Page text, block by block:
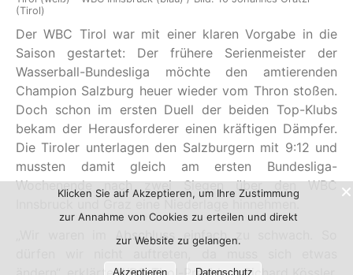
(Tirol)
Der WBC Tirol war mit einer klaren Vorgabe in die
Saison gestartet: Der frühere Serienmeister der
Wasserball-Bundesliga möchte den amtierenden
Champion Salzburg heuer wieder vom Thron stoßen.
Doch schon im ersten Duell der beiden Top-Klubs
bekam der Herausforderer einen kräftigen Dämpfer.
Die Tiroler unterlagen den Salzburgern mit 9:12 und
mussten damit gleich am ersten Bundesliga-
Wochenende nach zwei Siegen über den WBC
Innsbruck und Graz eine Niederlage hinnehmen.
„Wir waren im Abschluss einfach zu schwach. So
Klicken Sie auf Akzeptieren, um Ihre Zustimmung
zur Annahme von Cookies zu erteilen und direkt
zur Website zu gelangen.
Akzeptieren Datenschutz